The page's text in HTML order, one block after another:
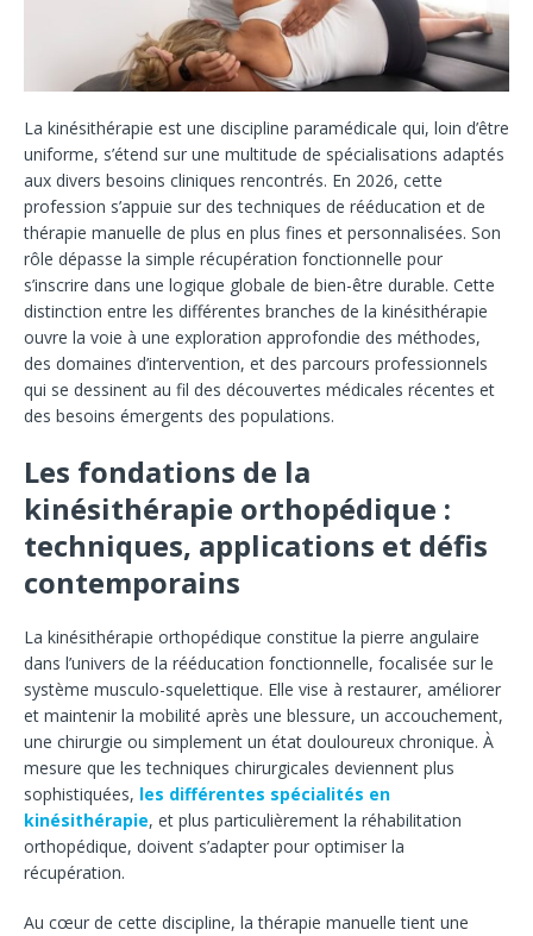
La kinésithérapie est une discipline paramédicale qui, loin d’être
uniforme, s’étend sur une multitude de spécialisations adaptés
aux divers besoins cliniques rencontrés. En 2026, cette
profession s’appuie sur des techniques de rééducation et de
thérapie manuelle de plus en plus fines et personnalisées. Son
rôle dépasse la simple récupération fonctionnelle pour
s’inscrire dans une logique globale de bien-être durable. Cette
distinction entre les différentes branches de la kinésithérapie
ouvre la voie à une exploration approfondie des méthodes,
des domaines d’intervention, et des parcours professionnels
qui se dessinent au fil des découvertes médicales récentes et
des besoins émergents des populations.
Les fondations de la
kinésithérapie orthopédique :
techniques, applications et défis
contemporains
La kinésithérapie orthopédique constitue la pierre angulaire
dans l’univers de la rééducation fonctionnelle, focalisée sur le
système musculo-squelettique. Elle vise à restaurer, améliorer
et maintenir la mobilité après une blessure, un accouchement,
une chirurgie ou simplement un état douloureux chronique. À
mesure que les techniques chirurgicales deviennent plus
sophistiquées, les différentes spécialités en
kinésithérapie, et plus particulièrement la réhabilitation
orthopédique, doivent s’adapter pour optimiser la
récupération.
Au cœur de cette discipline, la thérapie manuelle tient une